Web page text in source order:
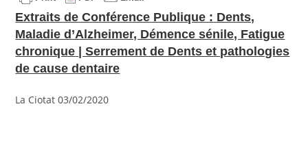
Extraits de Conférence Publique : Dents,
Maladie d’Alzheimer, Démence sénile, Fatigue
chronique | Serrement de Dents et pathologies
de cause dentaire
La Ciotat 03/02/2020